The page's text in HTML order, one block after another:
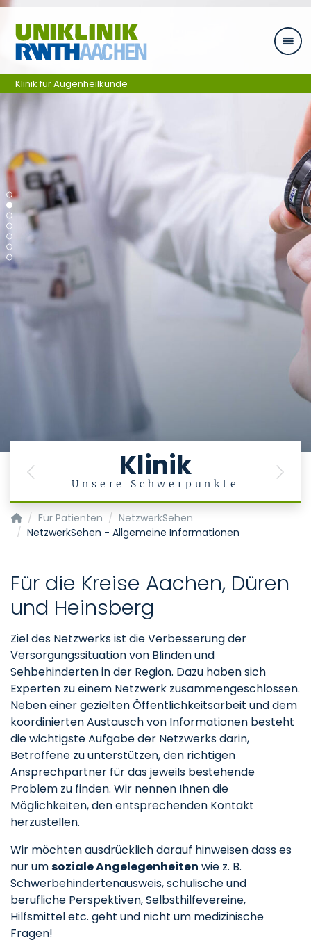
Zum Inhalt springen
Klinik
Unsere Schwerpunkte
Previous Next
Klinik für Augenheilkunde
Klinik für Augenheilkunde
Für Patienten
NetzwerkSehen
NetzwerkSehen - Allgemeine Informationen
Für die Kreise Aachen, Düren
und Heinsberg
Ziel des Netzwerks ist die Verbesserung der
Versorgungssituation von Blinden und
Sehbehinderten in der Region. Dazu haben sich
Experten zu einem Netzwerk zusammengeschlossen.
Neben einer gezielten Öffentlichkeitsarbeit und dem
koordinierten Austausch von Informationen besteht
die wichtigste Aufgabe der Netzwerks darin,
Betroffene zu unterstützen, den richtigen
Ansprechpartner für das jeweils bestehende
Problem zu finden. Wir nennen Ihnen die
Möglichkeiten, den entsprechenden Kontakt
herzustellen.
Wir möchten ausdrücklich darauf hinweisen dass es
nur umsoziale Angelegenheiten wie z. B.
Schwerbehindertenausweis, schulische und
berufliche Perspektiven, Selbsthilfevereine,
Hilfsmittel etc. geht und nicht um medizinische
Fragen!